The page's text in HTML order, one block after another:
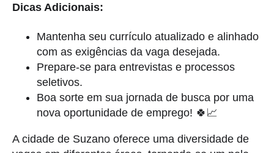
Dicas Adicionais:
Mantenha seu currículo atualizado e alinhado
com as exigências da vaga desejada.
Prepare-se para entrevistas e processos
seletivos.
Boa sorte em sua jornada de busca por uma
nova oportunidade de emprego! 🍀📈
A cidade de Suzano oferece uma diversidade de